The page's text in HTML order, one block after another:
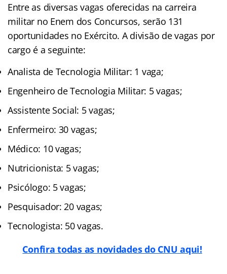
Entre as diversas vagas oferecidas na carreira
militar no Enem dos Concursos, serão 131
oportunidades no Exército. A divisão de vagas por
cargo é a seguinte:
Analista de Tecnologia Militar: 1 vaga;
Engenheiro de Tecnologia Militar: 5 vagas;
Assistente Social: 5 vagas;
Enfermeiro: 30 vagas;
Médico: 10 vagas;
Nutricionista: 5 vagas;
Psicólogo: 5 vagas;
Pesquisador: 20 vagas;
Tecnologista: 50 vagas.
Confira todas as novidades do CNU aqui!